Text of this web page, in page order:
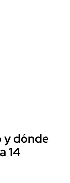
y dónde
14